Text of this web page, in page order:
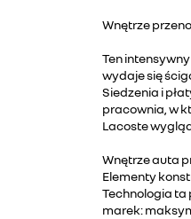
Wnętrze
Ten
wydaje się
Siedzenia i
pracownia, w
Lacoste
Wnętrze auta
Elementy
Technologia ta
marek: